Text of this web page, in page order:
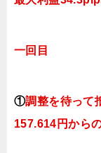
一回目
①調整を待って
157.614円から